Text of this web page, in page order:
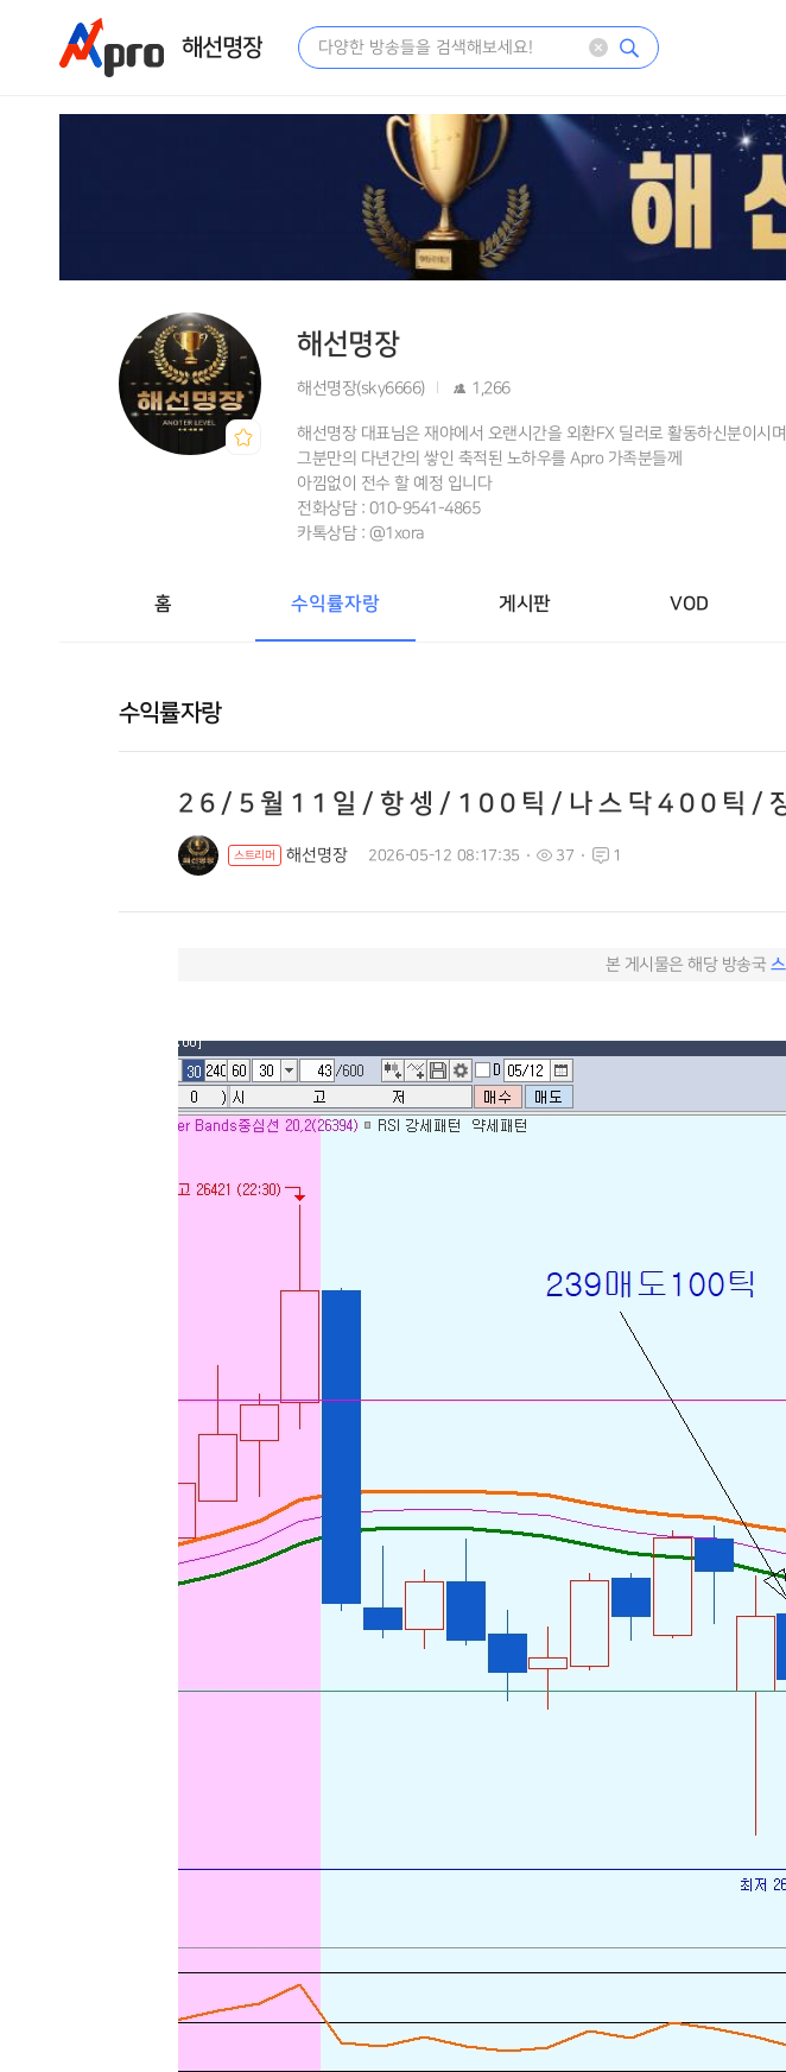
해선명장
해선명장
해선명장(sky6666) 1,266
해선명장 대표님은 재야에서 오랜시간을 외환FX 딜러로 활동하신분이시며
그분만의 다년간의 쌓인 축적된 노하우를 Apro 가족분들께
아낌없이 전수 할 예정 입니다
전화상담 : 010-9541-4865
카톡상담 : @1xora
홈 수익률자랑 게시판 VOD
수익률자랑
2 6 / 5 월 1 1 일 / 항 셍 / 1 0 0 틱 / 나 스 닥 4 0 0 틱 /
스트리머 해선명장 2026-05-12 08:17:35 37 1
본 게시물은 해당 방송국